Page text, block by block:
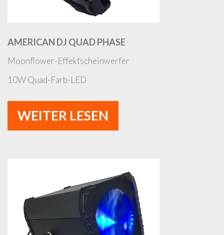
AMERICAN DJ QUAD PHASE
Moonflower-Effektscheinwerfer
10W Quad-Farb-LED
WEITER LESEN